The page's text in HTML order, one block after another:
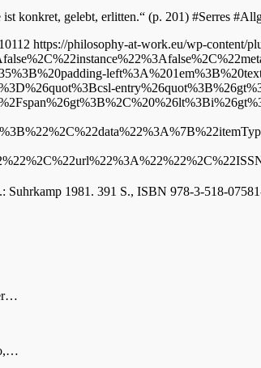
konkret, gelebt, erlitten.“ (p. 201) #Serres
10112 https://philosophy-at-work.eu/wp-content/
Suhrkamp 1981. 391 S., ISBN 978-3-518-